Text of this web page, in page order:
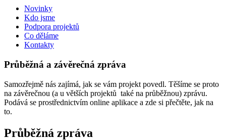
Novinky
Kdo jsme
Podpora projektů
Co děláme
Kontakty
Průběžná a závěrečná zpráva
Samozřejmě nás zajímá, jak se vám projekt povedl. Těšíme se proto
na závěrečnou (a u větších projektů také na průběžnou) zprávu.
Podává se prostřednictvím online aplikace a zde si přečtěte, jak na
to.
Průběžná zpráva